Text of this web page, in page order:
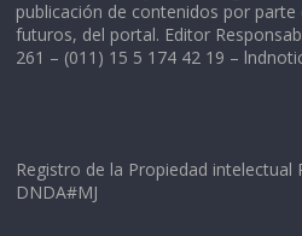
publicación de contenidos por
futuros, del portal. Editor
261 – (011) 15 5 174 42 19 –
Registro de la Propiedad intelectual
DNDA#MJ